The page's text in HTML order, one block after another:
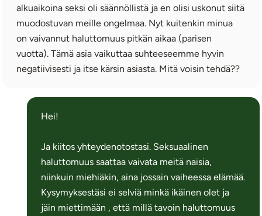
alkuaikoina seksi oli säännöllistä ja en olisi uskonut siitä
muodostuvan meille ongelmaa. Nyt kuitenkin minua
on vaivannut haluttomuus pitkän aikaa (parisen
vuotta). Tämä asia vaikuttaa suhteeseemme hyvin
negatiivisesti ja itse kärsin asiasta. Mitä voisin tehdä??
Hei!
Ja kiitos yhteydenotostasi. Seksuaalinen
haluttomuus saattaa vaivata meitä naisia,
niinkuin miehiäkin, aina jossain vaiheessa elämää.
Kysymyksestäsi ei selviä minkä ikäinen olet ja
jäin miettimään , että millä tavoin haluttomuus